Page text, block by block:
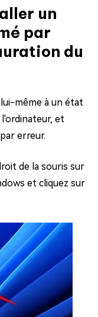
un
par
du
même à un état
et
erreur.
de la souris sur
et cliquez sur